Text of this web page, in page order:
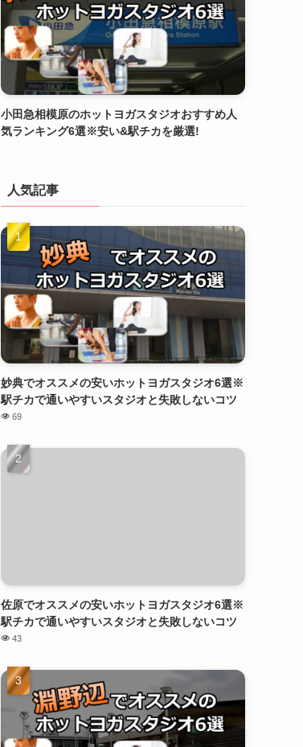
小田急相模原のホットヨガスタジオおすすめ人
気ランキング6選※安い&駅チカを厳選!
人気記事
妙典でオススメの安いホットヨガスタジオ6選※
駅チカで通いやすいスタジオと失敗しないコツ
69
佐原でオススメの安いホットヨガスタジオ6選※
駅チカで通いやすいスタジオと失敗しないコツ
43